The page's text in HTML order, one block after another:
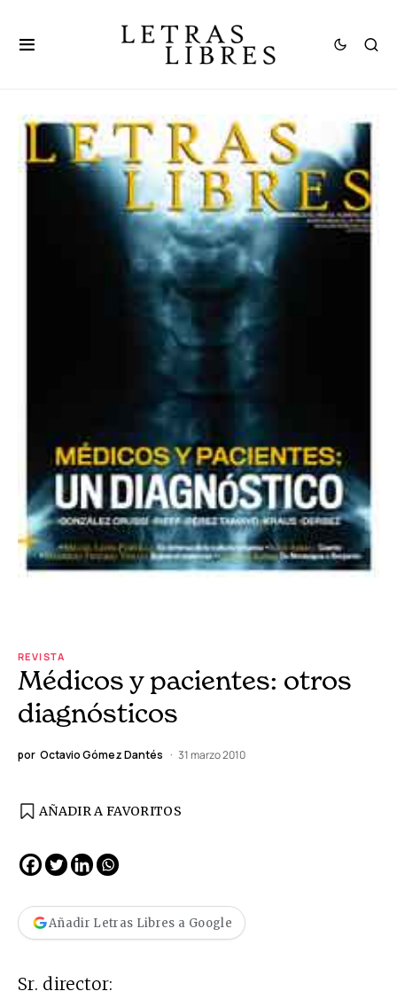
REVISTA
Médicos y pacientes: otros
diagnósticos
por Octavio Gómez Dantés 31 marzo 2010
AÑADIR A FAVORITOS
Añadir Letras Libres a Google
Sr. director: